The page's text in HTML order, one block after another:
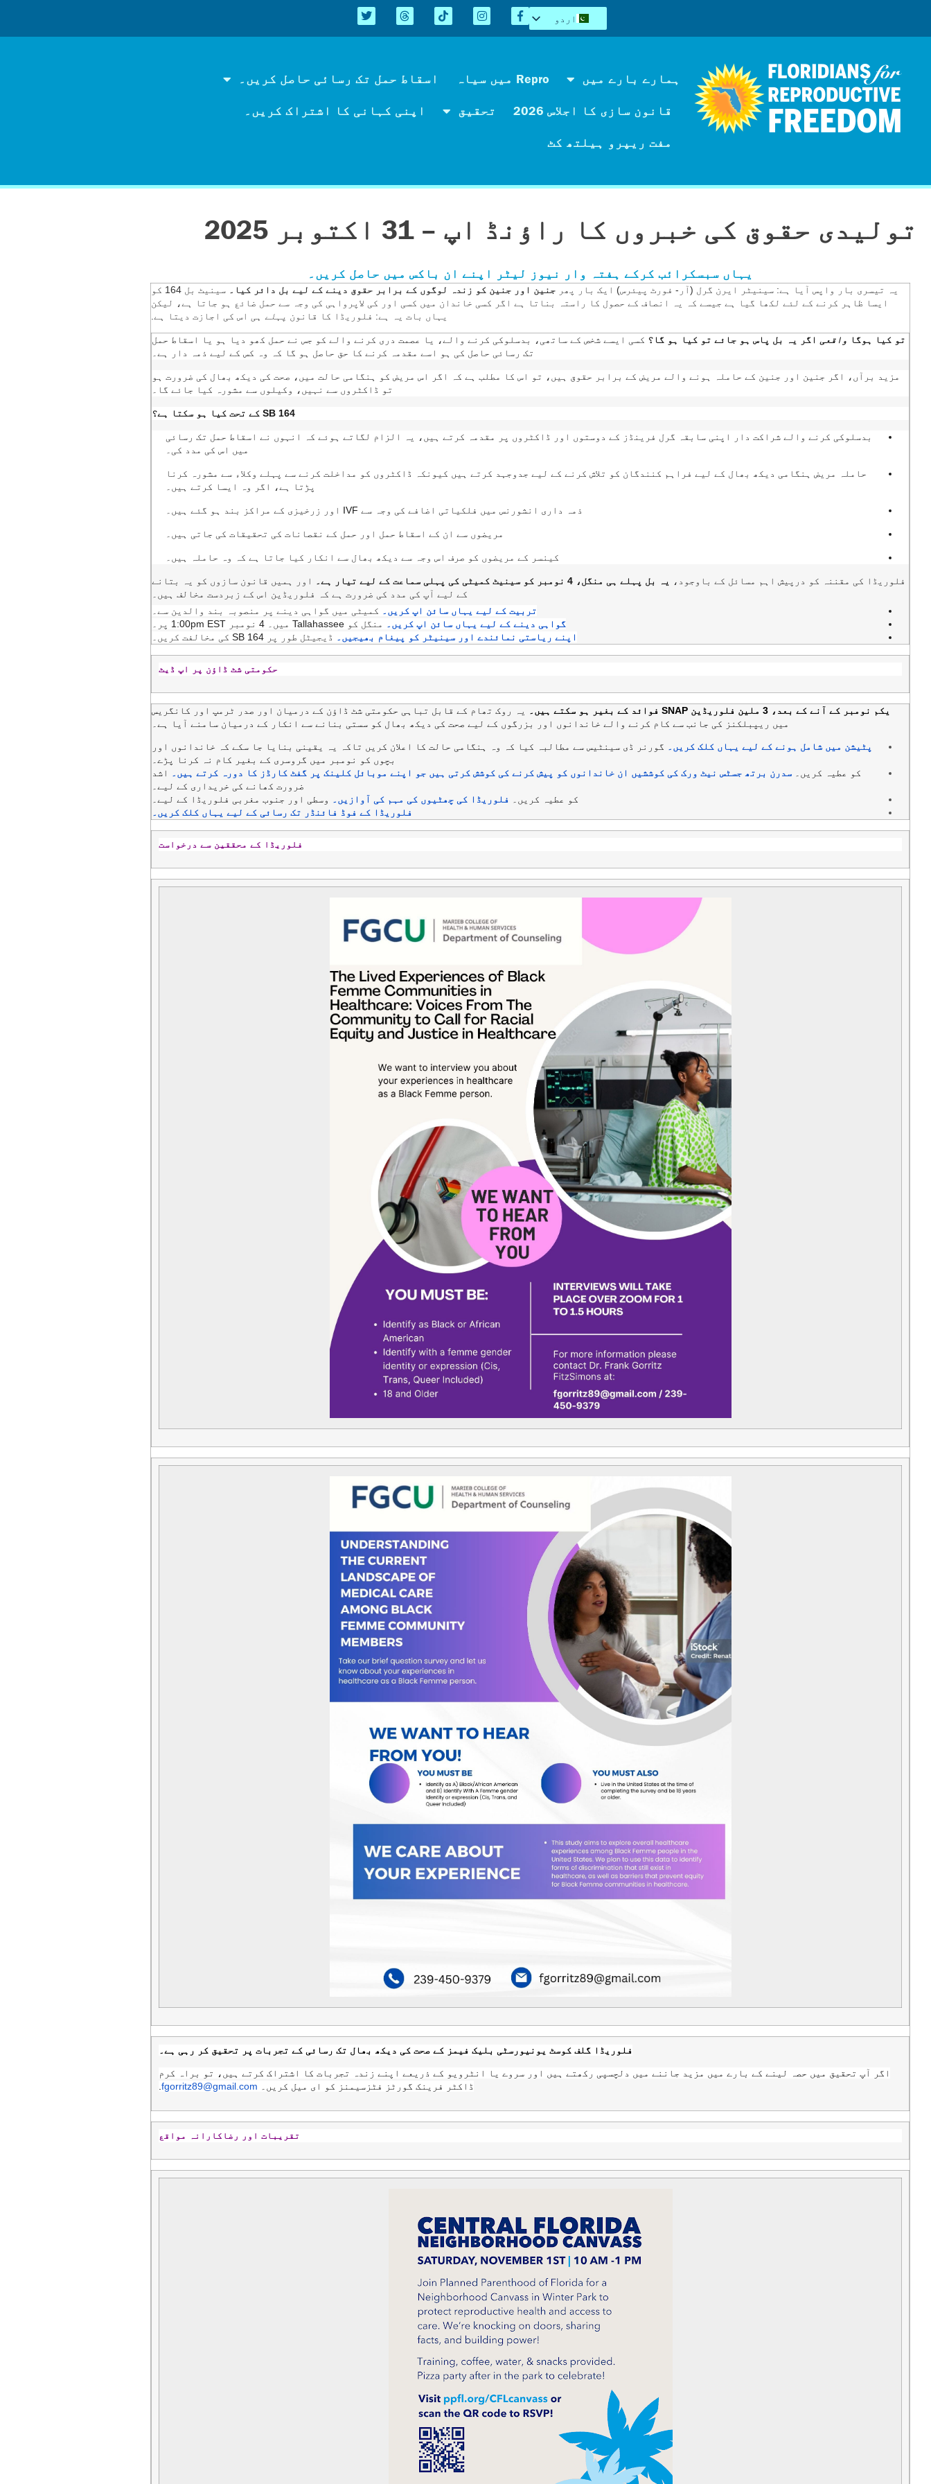
اردو
English
Tiếng Việt
ہمارے بارے میں Repro میں سیاہ
اسقاط حمل تک رسائی حاصل کریں۔
قانون سازی کا اجلاس 2026
تحقیق
اپنی کہانی کا اشتراک کریں۔
مفت ریپرو ہیلتھ کٹ
تولیدی حقوق کی خبروں کا راؤنڈ اپ – 31 اکتوبر 2025
یہاں سبسکرائب کرکے ہفتہ وار نیوز لیٹر اپنے ان باکس میں حاصل کریں۔
یہ تیسری بار واپس آیا ہے: سینیٹر ایرن گرل (آر- فورٹ پیئرس) ایک بار پھر جنین اور جنین کو زندہ لوگوں کے برابر حقوق دینے کے لیے بل دائر کیا۔
سینیٹ بل 164 کو
ایسا ظاہر کرنے کے لئے لکھا گیا ہے جیسے کہ یہ انصاف کے حصول کا راستہ بناتا ہے اگر کسی خاندان میں کسی اور کی لاپرواہی کی وجہ سے حمل ضائع ہو جاتا ہے، لیکن
یہاں بات یہ ہے: فلوریڈا کا قانون پہلے ہی اس کی اجازت دیتا ہے.
تو کیا ہوگا واقعی اگر یہ بل پاس ہو جائے تو کیا ہو گا؟ کسی ایسے شخص کے ساتھی، بدسلوکی کرنے والے، یا عصمت دری کرنے والے کو جس نے حمل کھو دیا ہو یا اسقاط حمل
تک رسائی حاصل کی ہو اسے مقدمہ کرنے کا حق حاصل ہو گا کہ وہ کس کے لیے ذمہ دار ہے۔
مزید برآں، اگر جنین اور جنین کے حاملہ ہونے والے مریض کے برابر حقوق ہیں، تو اس کا مطلب ہے کہ اگر اس مریض کو ہنگامی حالت میں، صحت کی دیکھ بھال کی ضرورت ہو
تو ڈاکٹروں سے نہیں، وکیلوں سے مشورہ کیا جائے گا۔
SB 164 کے تحت کیا ہو سکتا ہے؟
بدسلوکی کرنے والے شراکت دار اپنی سابقہ گرل فرینڈز کے دوستوں اور ڈاکٹروں پر مقدمہ کرتے ہیں، یہ الزام لگاتے ہوئے کہ انہوں نے اسقاط حمل تک رسائی
میں اس کی مدد کی۔
حاملہ مریض ہنگامی دیکھ بھال کے لیے فراہم کنندگان کو تلاش کرنے کے لیے جدوجہد کرتے ہیں کیونکہ ڈاکٹروں کو مداخلت کرنے سے پہلے وکلاء سے مشورہ کرنا
پڑتا ہے، اگر وہ ایسا کرتے ہیں۔
ذمہ داری انشورنس میں فلکیاتی اضافے کی وجہ سے IVF اور زرخیزی کے مراکز بند ہو گئے ہیں۔
مریضوں سے ان کے اسقاط حمل اور حمل کے نقصانات کی تحقیقات کی جاتی ہیں۔
کینسر کے مریضوں کو صرف اس وجہ سے دیکھ بھال سے انکار کیا جاتا ہے کہ وہ حاملہ ہیں۔
فلوریڈا کی مقننہ کو درپیش اہم مسائل کے باوجود، یہ بل پہلے ہی منگل، 4 نومبر کو سینیٹ کمیٹی کی پہلی سماعت کے لیے تیار ہے۔
اور ہمیں قانون سازوں کو یہ بتانے
کے لیے آپ کی مدد کی ضرورت ہے کہ فلوریڈین اس کے زبردست مخالف ہیں۔
تربیت کے لیے یہاں سائن اپ کریں۔ کمیٹی میں گواہی دینے پر منصوبہ بند والدین سے۔
گواہی دینے کے لیے یہاں سائن اپ کریں۔
منگل کو Tallahassee میں۔ 4 نومبر 1:00pm EST پر۔
اپنے ریاستی نمائندے اور سینیٹر کو پیغام بھیجیں۔
ڈیجیٹل طور پر SB 164 کی مخالفت کریں۔
حکومتی شٹ ڈاؤن پر اپ ڈیٹ
یکم نومبر کے آنے کے بعد، 3 ملین فلوریڈین SNAP فوائد کے بغیر ہو سکتے ہیں۔
یہ روک تھام کے قابل تباہی حکومتی شٹ ڈاؤن کے درمیان اور صدر ٹرمپ اور کانگریس
میں ریپبلکنز کی جانب سے کام کرنے والے خاندانوں اور بزرگوں کے لیے صحت کی دیکھ بھال کو سستی بنانے سے انکار کے درمیان سامنے آیا ہے۔
پٹیشن میں شامل ہونے کے لیے یہاں کلک کریں۔ گورنر ڈی سینٹیس سے مطالبہ کیا کہ وہ ہنگامی حالت کا اعلان کریں تاکہ یہ یقینی بنایا جا سکے کہ خاندانوں اور
بچوں کو نومبر میں گروسری کے بغیر کام نہ کرنا پڑے۔
کو عطیہ کریں۔ سدرن برتھ جسٹس نیٹ ورک کی کوششیں ان خاندانوں کو پیش کرنے کی کوشش کرتی ہیں جو اپنے موبائل کلینک پر گفٹ کارڈز کا دورہ کرتے ہیں۔ اشد
ضرورت کھانے کی خریداری کے لیے۔
کو عطیہ کریں۔ فلوریڈا کی چھٹیوں کی مہم کی آوازیں۔ وسطی اور جنوب مغربی فلوریڈا کے لیے۔
فلوریڈا کے فوڈ فائنڈر تک رسائی کے لیے یہاں کلک کریں۔
فلوریڈا کے محققین سے درخواست
فلوریڈا گلف کوسٹ یونیورسٹی بلیک فیمز کے صحت کی دیکھ بھال تک رسائی کے تجربات پر تحقیق کر رہی ہے۔
اگر آپ تحقیق میں حصہ لینے کے بارے میں مزید جاننے میں دلچسپی رکھتے ہیں اور سروے یا انٹرویو کے ذریعے اپنے زندہ تجربات کا اشتراک کرتے ہیں، تو براہ کرم
ڈاکٹر فرینک گورٹز فٹزسیمنز کو ای میل کریں۔ fgorritz89@gmail.com
.
تقریبات اور رضاکارانہ مواقع